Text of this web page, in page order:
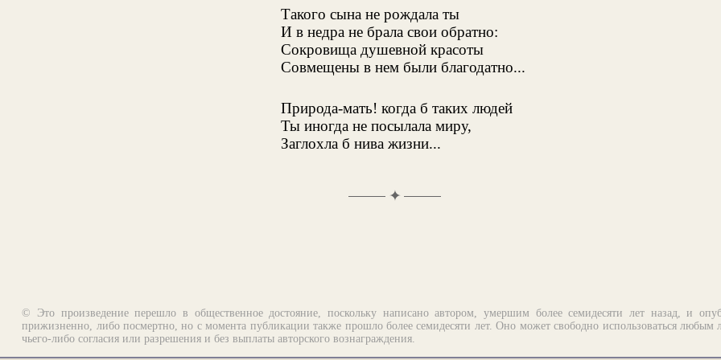
Такого сына не рождала ты
И в недра не брала свои обратно:
Сокровища душевной красоты
Совмещены в нем были благодатно...
Природа-мать! когда б таких людей
Ты иногда не посылала миру,
Заглохла б нива жизни...
✦
© Это произведение перешло в общественное достояние, поскольку написано автором, умершим более семидесяти лет назад, и
прижизненно, либо посмертно, но с момента публикации также прошло более семидесяти лет. Оно может свободно использоваться любым
чьего-либо согласия или разрешения и без выплаты авторского вознаграждения.